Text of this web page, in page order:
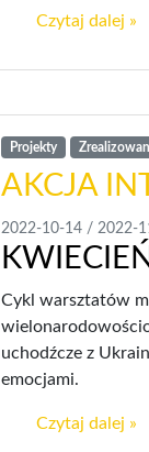
Czytaj dalej »
Projekty
AKCJA
2022-10-14 / 2022-
Cykl warsztatów
uchodźcze z
emocjami.
Czytaj dalej »